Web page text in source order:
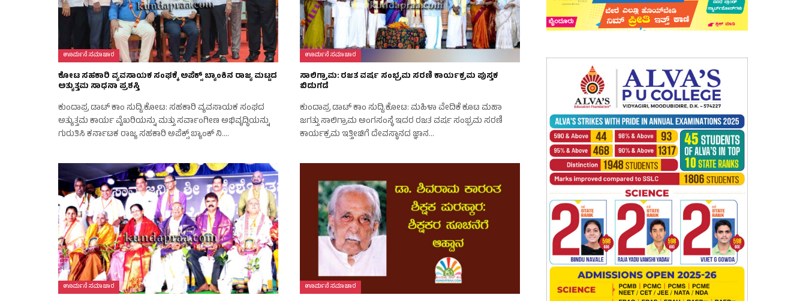
ಊರ್ಮನೆ ಸಮಾಚಾರ
ಕೋಟ ಸಹಕಾರಿ ವ್ಯವಸಾಯಕ ಸಂಘಕ್ಕೆ ಅಪೆಕ್ಸ್ ಬ್ಯಾಂಕಿನ ರಾಜ್ಯ ಮಟ್ಟದ
ಅತ್ಯುತ್ತಮ ಸಾಧನಾ ಪ್ರಶಸ್ತಿ
ಕುಂದಾಪ್ರ ಡಾಟ್‌ ಕಾಂ ಸುದ್ದಿ.ಕೋಟ: ಸಹಕಾರಿ ವ್ಯವಸಾಯಕ ಸಂಘದ
ಅತ್ಯುತ್ತಮ ಕಾರ್ಯ ವೈಖರಿಯನ್ನು ಮತ್ತು ಸರ್ವಾಂಗೀಣ ಅಭಿವೃದ್ಧಿಯನ್ನು
ಗುರುತಿಸಿ ಕರ್ನಾಟಕ ರಾಜ್ಯ ಸಹಕಾರಿ ಅಪೆಕ್ಸ್ ಬ್ಯಾಂಕ್ ನಿ.…
ಊರ್ಮನೆ ಸಮಾಚಾರ
ಸಾಲಿಗ್ರಾಮ: ರಜತ ವರ್ಷ ಸಂಭ್ರಮ ಸರಣಿ ಕಾರ್ಯಕ್ರಮ ಪುಸ್ತಕ
ಬಿಡುಗಡೆ
ಕುಂದಾಪ್ರ ಡಾಟ್‌ ಕಾಂ ಸುದ್ದಿ.ಕೋಟ: ಮಹಿಳಾ ವೇದಿಕೆ ಕೂಟ ಮಹಾ
ಜಗತ್ತು ಸಾಲಿಗ್ರಾಮ ಅಂಗಸಂಸ್ಥೆ ಇದರ ರಜತ ವರ್ಷ ಸಂಭ್ರಮ ಸರಣಿ
ಕಾರ್ಯಕ್ರಮ ಇತ್ತೀಚಿಗೆ ದೇವಸ್ಥಾನದ ಜ್ಞಾನ…
ಊರ್ಮನೆ ಸಮಾಚಾರ ಊರ್ಮನೆ ಸಮಾಚಾರ